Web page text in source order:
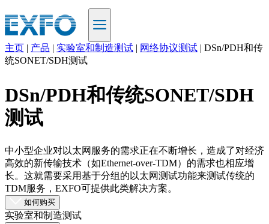
ZH
品
解
方
案
支
持
服
主页 | 产品 | 实验室和制造测试 | 网络协议测试 | DSn/PDH和传
统SONET/SDH测试
DSn/PDH和传统SONET/SDH
测试
中小型企业对以太网服务的需求正在不断增长，造成了对经济
高效的新传输技术（如Ethernet-over-TDM）的需求也相应增
长。这就需要采用基于分组的以太网测试功能来测试传统的
TDM服务，EXFO可提供此类解决方案。
如何购买
实验室和制造测试